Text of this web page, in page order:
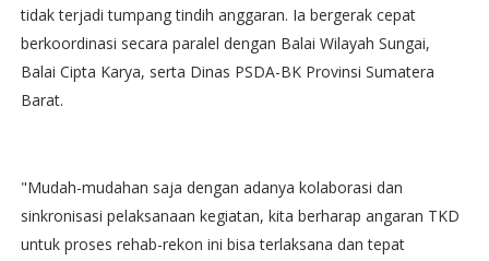
tidak terjadi tumpang tindih anggaran. Ia bergerak cepat
berkoordinasi secara paralel dengan Balai Wilayah Sungai,
Balai Cipta Karya, serta Dinas PSDA-BK Provinsi Sumatera
Barat.
"Mudah-mudahan saja dengan adanya kolaborasi dan
sinkronisasi pelaksanaan kegiatan, kita berharap angaran TKD
untuk proses rehab-rekon ini bisa terlaksana dan tepat